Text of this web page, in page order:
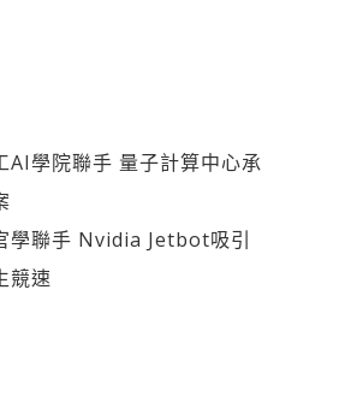
AI學院聯手 量子計算中心承
學聯手 Nvidia Jetbot吸引
競速